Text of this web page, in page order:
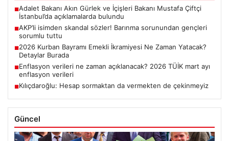
■Adalet Bakanı Akın Gürlek ve İçişleri Bakanı Mustafa Çiftçi
İstanbul’da açıklamalarda bulundu
■AKP’li isimden skandal sözler! Barınma sorunundan gençleri
sorumlu tuttu
■2026 Kurban Bayramı Emekli İkramiyesi Ne Zaman Yatacak?
Detaylar Burada
■Enflasyon verileri ne zaman açıklanacak? 2026 TÜİK mart ayı
enflasyon verileri
■Kılıçdaroğlu: Hesap sormaktan da vermekten de çekinmeyiz
Güncel